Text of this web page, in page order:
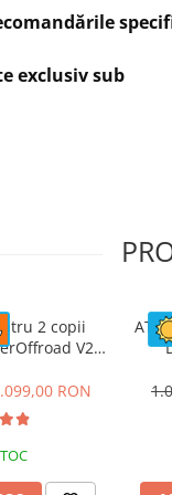
exclusiv sub
2 copii
V2
RON
ATV